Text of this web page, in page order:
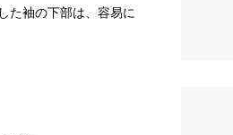
た袖の下部は、容易に